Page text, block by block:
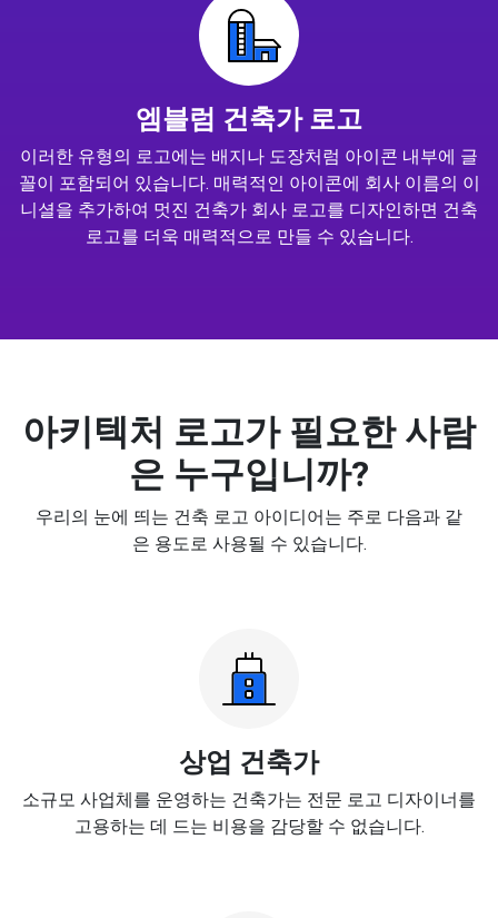
엠블럼 건축가 로고
이러한 유형의 로고에는 배지나 도장처럼 아이콘 내부에 글
꼴이 포함되어 있습니다. 매력적인 아이콘에 회사 이름의 이
니셜을 추가하여 멋진 건축가 회사 로고를 디자인하면 건축
로고를 더욱 매력적으로 만들 수 있습니다.
아키텍처 로고가 필요한 사람
은 누구입니까?
우리의 눈에 띄는 건축 로고 아이디어는 주로 다음과 같
은 용도로 사용될 수 있습니다.
상업 건축가
소규모 사업체를 운영하는 건축가는 전문 로고 디자이너를
고용하는 데 드는 비용을 감당할 수 없습니다.